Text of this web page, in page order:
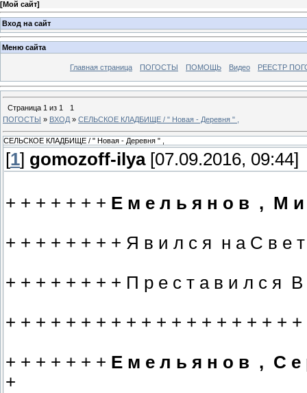
[Мой сайт]
Вход на сайт
Меню сайта
Главная страница ПОГОСТЫ ПОМОЩЬ Видео РЕЕСТР
Страница 1 из 1
1
ПОГОСТЫ » ВХОД » СЕЛЬСКОЕ КЛАДБИЩЕ / " Новая - Деревня " ,
СЕЛЬСКОЕ КЛАДБИЩЕ / " Новая - Деревня " ,
[1] gomozoff-ilya[07.09.2016, 09:44]
+ + + + + + + Е м е л ь я н о в , М и
+ + + + + + + + Я в и л с я н а С в е
+ + + + + + + + П р е с т а в и л с я
+ + + + + + + + + + + + + + + + + + +
+ + + + + + + Е м е л ь я н о в , С е
+